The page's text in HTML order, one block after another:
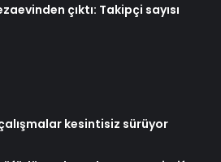
çıktı: Takipçi sayısı
çalışmalar kesintisiz sürüyor